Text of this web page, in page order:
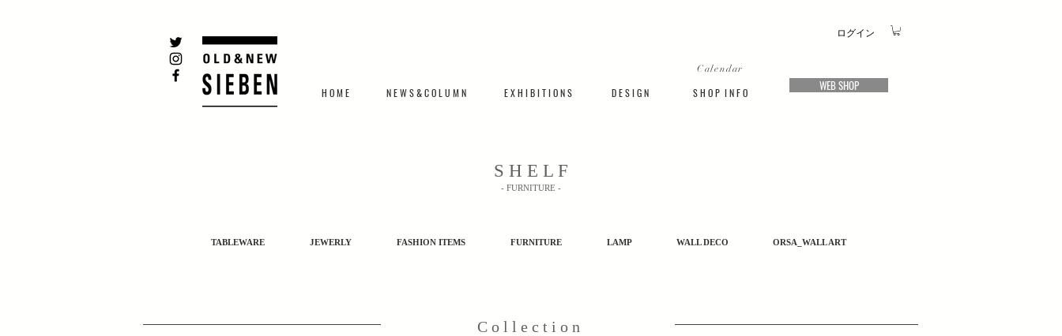
ログイン
Calendar
H O M E N E W S & C O L U M N ​E X H I B I T I O N S D E S I G N S H O P I N F O WEB SHOP
​S H E L F
​- FURNITURE -
TABLEWARE JEWERLY FASHION ITEMS FURNITURE LAMP WALL DECO ORSA_WALL ART
C o l l e c t i o n